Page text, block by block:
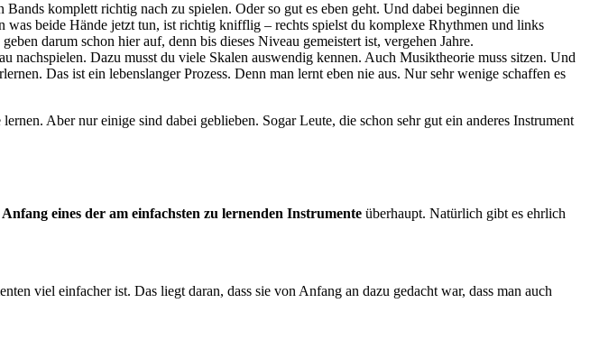
komplett richtig nach zu spielen. Oder so gut es eben geht. Und dabei beginnen die
beide Hände jetzt tun, ist richtig knifflig – rechts spielst du komplexe Rhythmen und links
darum schon hier auf, denn bis dieses Niveau gemeistert ist, vergehen Jahre.
nachspielen. Dazu musst du viele Skalen auswendig kennen. Auch Musiktheorie muss sitzen. Und
Das ist ein lebenslanger Prozess. Denn man lernt eben nie aus. Nur sehr wenige schaffen es
Aber nur einige sind dabei geblieben. Sogar Leute, die schon sehr gut ein anderes Instrument
eines der am einfachsten zu lernenden Instrumente überhaupt. Natürlich gibt es ehrlich
viel einfacher ist. Das liegt daran, dass sie von Anfang an dazu gedacht war, dass man auch